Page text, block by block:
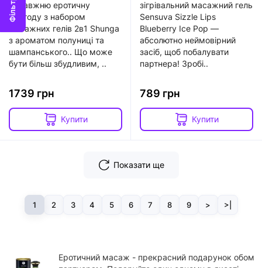
Фільтр
справжню еротичну
пригоду з набором
масажних гелів 2в1 Shunga
з ароматом полуниці та
шампанського.. Що може
бути більш збудливим, ..
1739 грн
Купити
зігрівальний масажний гель
Sensuva Sizzle Lips
Blueberry Ice Pop —
абсолютно неймовірний
засіб, щоб побалувати
партнера! Зробі..
789 грн
Купити
Показати ще
1 2 3 4 5 6 7 8 9 > >|
Еротичний масаж - прекрасний подарунок обом